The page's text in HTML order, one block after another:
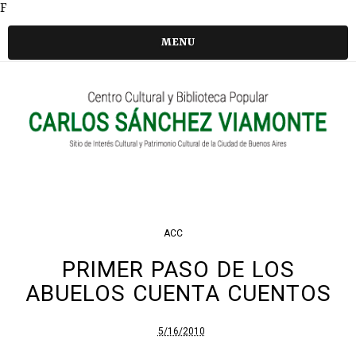
F
MENU
ACC
PRIMER PASO DE LOS
ABUELOS CUENTA CUENTOS
5/16/2010